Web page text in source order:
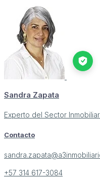
Sandra Zapata
Experto del Sector
Contacto
+57 314 617-3084